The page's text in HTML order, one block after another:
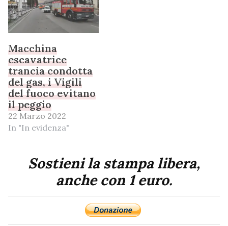
Macchina
escavatrice
trancia condotta
del gas, i Vigili
del fuoco evitano
il peggio
22 Marzo 2022
In "In evidenza"
Sostieni la stampa libera,
anche con 1 euro.